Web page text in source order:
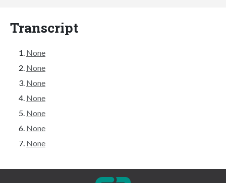
Transcript
None
None
None
None
None
None
None